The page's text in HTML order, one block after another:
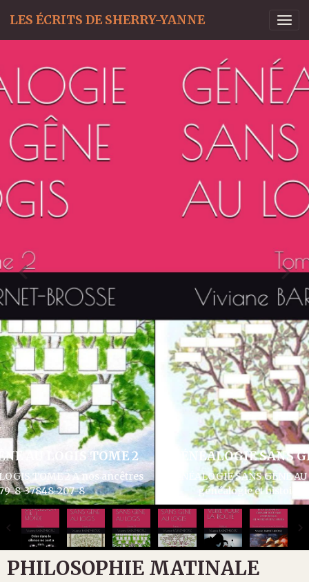
LES ÉCRITS DE SHERRY-YANNE
GÉNÉALOGIE SANS GÊNE AU LOGIS TOME 3
GÉNÉALOGIE SANS GÊNE AU LOGIS TOME 3 Articles divers
généalogie et histoire ISBN 979-8-37932-286-1
PHILOSOPHIE MATINALE